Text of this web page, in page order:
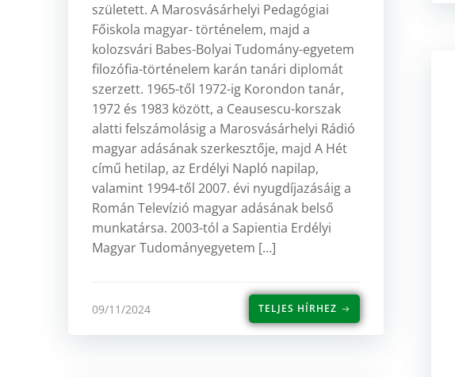
született. A Marosvásárhelyi Pedagógiai
Főiskola magyar- történelem, majd a
kolozsvári Babes-Bolyai Tudomány-egyetem
filozófia-történelem karán tanári diplomát
szerzett. 1965-től 1972-ig Korondon tanár,
1972 és 1983 között, a Ceausescu-korszak
alatti felszámolásig a Marosvásárhelyi Rádió
magyar adásának szerkesztője, majd A Hét
című hetilap, az Erdélyi Napló napilap,
valamint 1994-től 2007. évi nyugdíjazásáig a
Román Televízió magyar adásának belső
munkatársa. 2003-tól a Sapientia Erdélyi
Magyar Tudományegyetem […]
09/11/2024 TELJES HÍRHEZ